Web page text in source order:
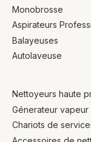
Monobrosse
Aspirateurs
Balayeuses
Autolaveuse
Nettoyeurs haute
Génerateur vapeur
Chariots de